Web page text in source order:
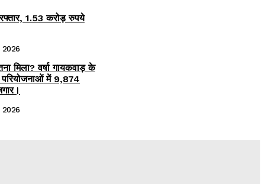
1.53 करोड़ रुपये
2026
मिला? वर्षा गायकवाड़ के
में ₹9,874
2026